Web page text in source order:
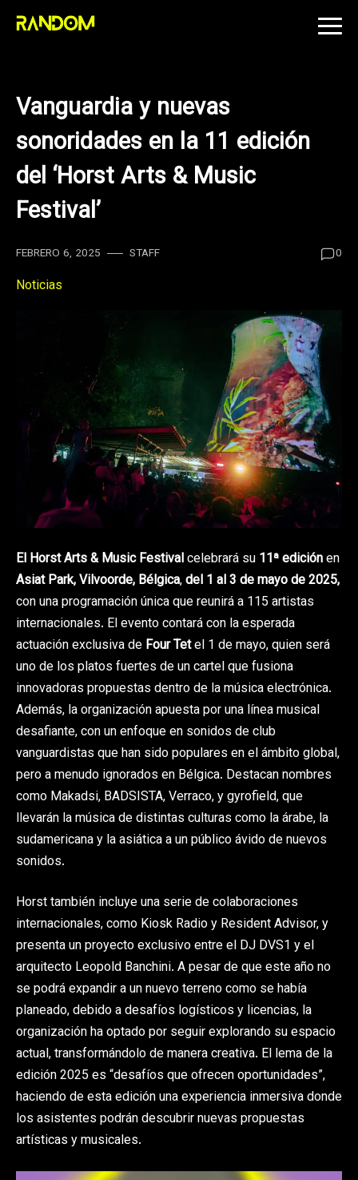
Skip
Vanguardia y nuevas
sonoridades en la 11 edición
del ‘Horst Arts & Music
Festival’
FEBRERO 6, 2025 STAFF 0
Noticias
El Horst Arts & Music Festivalcelebrará su 11ª ediciónen
Asiat Park, Vilvoorde, Bélgica,del 1 al 3 de mayo de 2025,
con una programación única que reunirá a 115 artistas
internacionales. El evento contará con la esperada
actuación exclusiva de Four Tetel 1 de mayo, quien será
uno de los platos fuertes de un cartel que fusiona
innovadoras propuestas dentro de la música electrónica.
Además, la organización apuesta por una línea musical
desafiante, con un enfoque en sonidos de club
vanguardistas que han sido populares en el ámbito global,
pero a menudo ignorados en Bélgica. Destacan nombres
como Makadsi, BADSISTA, Verraco, y gyrofield, que
llevarán la música de distintas culturas como la árabe, la
sudamericana y la asiática a un público ávido de nuevos
sonidos.
Horst también incluye una serie de colaboraciones
internacionales, como Kiosk Radio y Resident Advisor, y
presenta un proyecto exclusivo entre el DJ DVS1 y el
arquitecto Leopold Banchini. A pesar de que este año no
se podrá expandir a un nuevo terreno como se había
planeado, debido a desafíos logísticos y licencias, la
organización ha optado por seguir explorando su espacio
actual, transformándolo de manera creativa. El lema de la
edición 2025 es “desafíos que ofrecen oportunidades”,
haciendo de esta edición una experiencia inmersiva donde
los asistentes podrán descubrir nuevas propuestas
artísticas y musicales.